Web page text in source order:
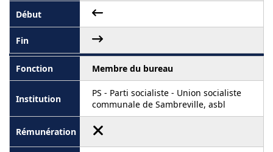
Membre du bureau
PS - Parti socialiste - Union socialiste
communale de Sambreville, asbl